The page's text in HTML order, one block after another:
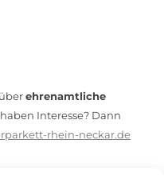
ehrenamtliche
haben Interesse? Dann
rhein-neckar.de